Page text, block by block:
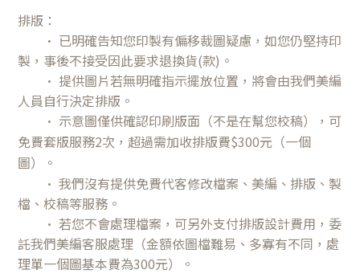
排版：
• 已明確告知您印製有偏移裁圖疑慮 ，如您仍堅持印
製，事後不接受因此要求退換貨(款)。
• 提供圖片若無明確指示擺放位置，將會由我們美編
人員自行決定排版。
• 示意圖僅供確認印刷版面（不是在幫您校稿），可
免費套版服務2次，超過需加收排版費$300元（一個
圖）。
• 我們沒有提供免費代客修改檔案、美編、排版、製
檔、校稿等服務。
• 若您不會處理檔案，可另外支付排版設計費用 ，委
託我們美編客服處理 （金額依圖檔難易、多寡有不同，處
理單一個圖基本費為300元）。